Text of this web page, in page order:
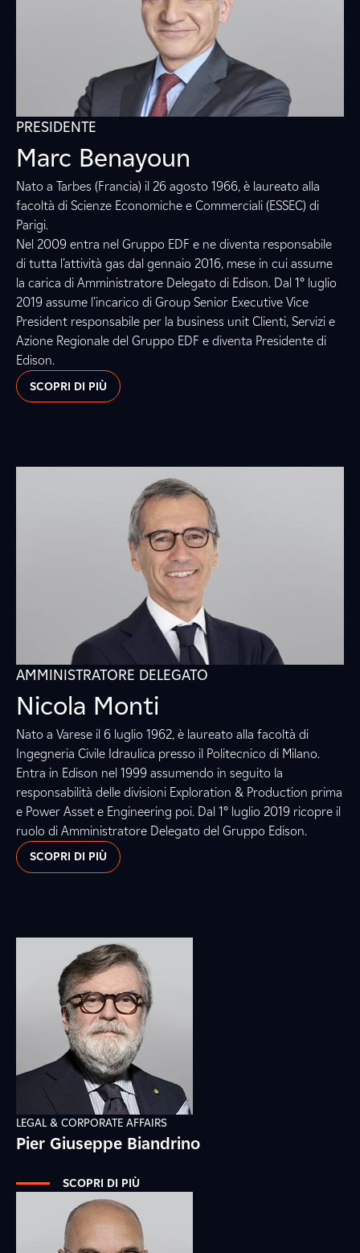
PRESIDENTE
Marc Benayoun
Nato a Tarbes (Francia) il 26 agosto 1966, è laureato alla
facoltà di Scienze Economiche e Commerciali (ESSEC) di
Parigi.
Nel 2009 entra nel Gruppo EDF e ne diventa responsabile
di tutta l’attività gas dal gennaio 2016, mese in cui assume
la carica di Amministratore Delegato di Edison. Dal 1° luglio
2019 assume l’incarico di Group Senior Executive Vice
President responsabile per la business unit Clienti, Servizi e
Azione Regionale del Gruppo EDF e diventa Presidente di
Edison.
SCOPRI DI PIÙ
AMMINISTRATORE DELEGATO
Nicola Monti
Nato a Varese il 6 luglio 1962, è laureato alla facoltà di
Ingegneria Civile Idraulica presso il Politecnico di Milano.
Entra in Edison nel 1999 assumendo in seguito la
responsabilità delle divisioni Exploration & Production prima
e Power Asset e Engineering poi. Dal 1° luglio 2019 ricopre il
ruolo di Amministratore Delegato del Gruppo Edison.
SCOPRI DI PIÙ
LEGAL & CORPORATE AFFAIRS
Pier Giuseppe Biandrino
SCOPRI DI PIÙ